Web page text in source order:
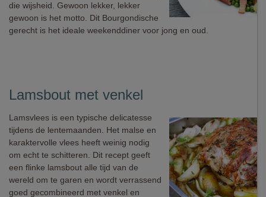
die wijsheid. Gewoon lekker, lekker
gewoon is het motto. Dit Bourgondische
gerecht is het ideale weekenddiner voor jong en oud.
Lamsbout met venkel
Lamsvlees is een typische delicatesse
tijdens de lentemaanden. Het malse en
karaktervolle vlees heeft weinig nodig
om echt te schitteren. Dit recept geeft
een flinke lamsbout alle tijd van de
wereld om te garen en wordt verrassend
goed gecombineerd met venkel en